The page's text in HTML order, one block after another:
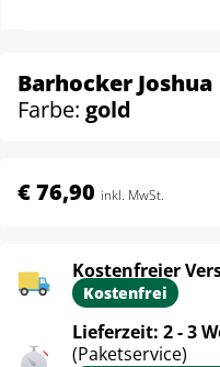
Barhocker Joshua
Farbe: gold
€ 76,90 inkl. MwSt.
Kostenfreier
Kostenfrei
Lieferzeit: 2 - 3
(Paketservice)